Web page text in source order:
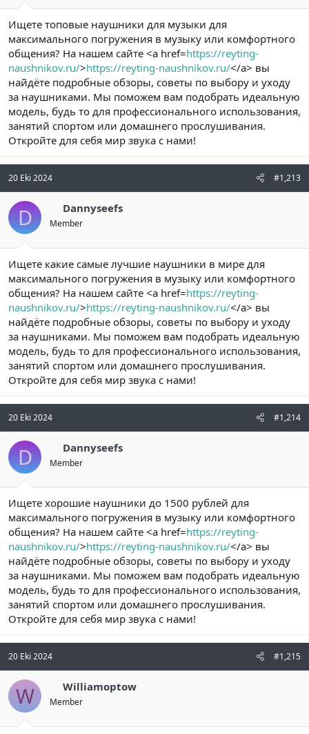
Ищете топовые наушники для музыки для
максимального погружения в музыку или комфортного
общения? На нашем сайте <a href=https://reyting-
naushnikov.ru/>https://reyting-naushnikov.ru/</a> вы
найдёте подробные обзоры, советы по выбору и уходу
за наушниками. Мы поможем вам подобрать идеальную
модель, будь то для профессионального использования,
занятий спортом или домашнего прослушивания.
Откройте для себя мир звука с нами!
20 Eki 2024 #1,213
D Dannyseefs
Member
Ищете какие самые лучшие наушники в мире для
максимального погружения в музыку или комфортного
общения? На нашем сайте <a href=https://reyting-
naushnikov.ru/>https://reyting-naushnikov.ru/</a> вы
найдёте подробные обзоры, советы по выбору и уходу
за наушниками. Мы поможем вам подобрать идеальную
модель, будь то для профессионального использования,
занятий спортом или домашнего прослушивания.
Откройте для себя мир звука с нами!
20 Eki 2024 #1,214
D Dannyseefs
Member
Ищете хорошие наушники до 1500 рублей для
максимального погружения в музыку или комфортного
общения? На нашем сайте <a href=https://reyting-
naushnikov.ru/>https://reyting-naushnikov.ru/</a> вы
найдёте подробные обзоры, советы по выбору и уходу
за наушниками. Мы поможем вам подобрать идеальную
модель, будь то для профессионального использования,
занятий спортом или домашнего прослушивания.
Откройте для себя мир звука с нами!
20 Eki 2024 #1,215
W Williamoptow
Member